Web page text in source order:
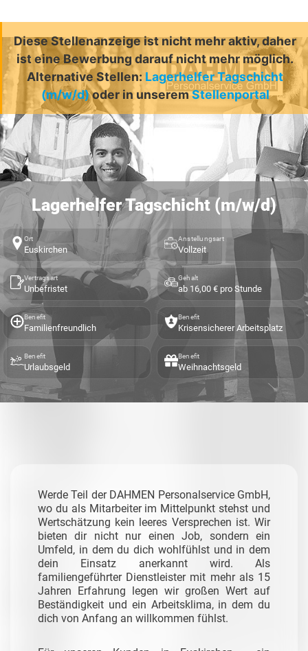
Diese Stellenanzeige ist nicht mehr aktiv, daher
ist eine Bewerbung darauf nicht mehr möglich.
Alternative Stellen: Lagerhelfer Tagschicht
(m/w/d)oder in unseremStellenportal
Lagerhelfer Tagschicht (m/w/d)
Ort
Euskirchen
Anstellungsart
Vollzeit
Vertragsart
Unbefristet
Gehalt
ab 16,00 € pro Stunde
Benefit
Familienfreundlich
Benefit
Krisensicherer Arbeitsplatz
Benefit
Urlaubsgeld
Benefit
Weihnachtsgeld
Werde Teil der DAHMEN Personalservice GmbH,
wo du als Mitarbeiter im Mittelpunkt stehst und
Wertschätzung kein leeres Versprechen ist. Wir
bieten dir nicht nur einen Job, sondern ein
Umfeld, in dem du dich wohlfühlst und in dem
dein Einsatz anerkannt wird. Als
familiengeführter Dienstleister mit mehr als 15
Jahren Erfahrung legen wir großen Wert auf
Beständigkeit und ein Arbeitsklima, in dem du
dich von Anfang an willkommen fühlst.